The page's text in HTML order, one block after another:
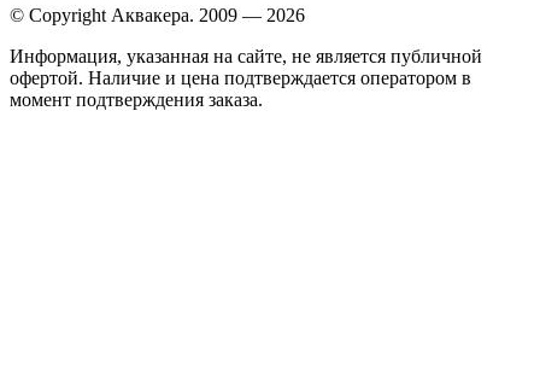
© Copyright Аквакера. 2009 — 2026
Информация, указанная на сайте, не является публичной
офертой. Наличие и цена подтверждается оператором в
момент подтверждения заказа.